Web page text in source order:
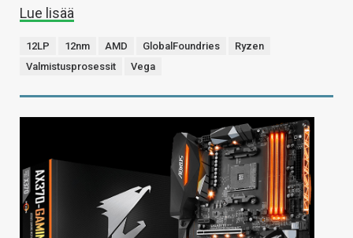
Lue lisää
12LP 12nm AMD GlobalFoundries
Ryzen
Valmistusprosessit
Vega